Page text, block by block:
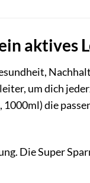
aktives
um dich
die
Die Super